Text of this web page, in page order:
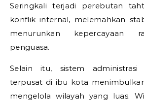
Seringkali terjadi perebutan
konflik internal, melemahkan
menurunkan kepercayaan
penguasa.
Selain itu, sistem administrasi
terpusat di ibu kota
mengelola wilayah yang luas.